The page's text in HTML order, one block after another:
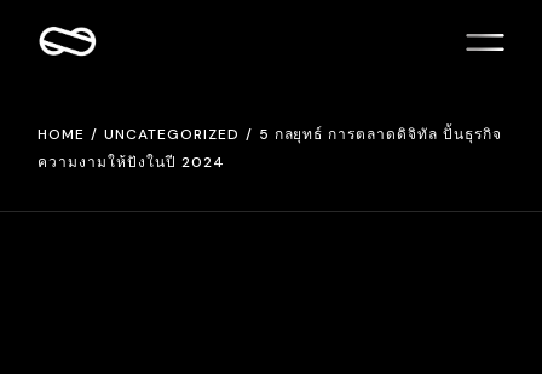
HOME UNCATEGORIZED
5 กลยุทธ์ การตลาดดิจิทัล ปั้นธุรกิจ
ความงามให้ปังในปี 2024